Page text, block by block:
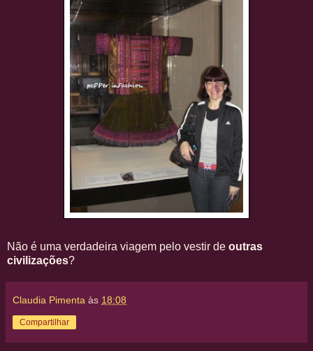
Não é uma verdadeira viagem pelo vestir de outras
civilizações?
Claudia Pimenta às 18:08
Compartilhar